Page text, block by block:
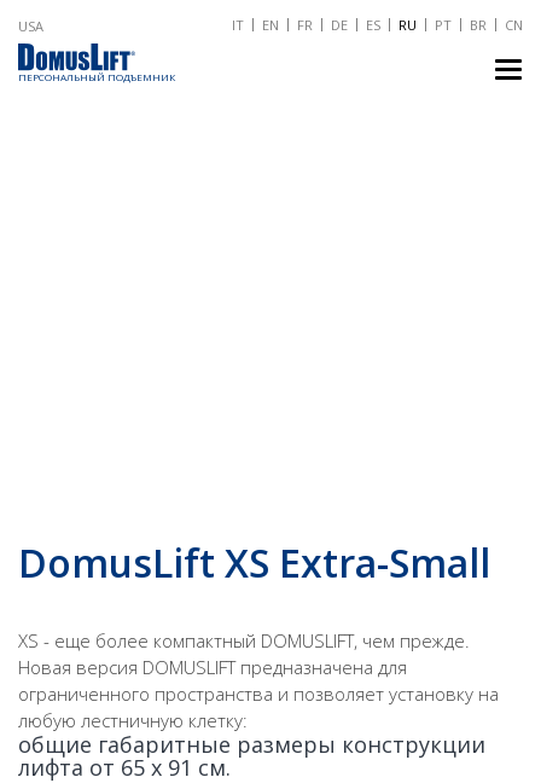
IT EN FR DE ES RU PT BR CN
USA
DomusLift XS Extra-Small
XS - еще более компактный DOMUSLIFT, чем прежде.
Новая версия DOMUSLIFT предназначена для
ограниченного пространства и позволяет установку на
любую лестничную клетку:
общие габаритные размеры конструкции
лифта от 65 х 91 см.